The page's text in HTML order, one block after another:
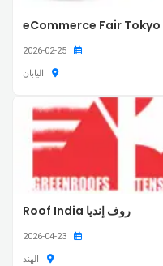
اليابان
روف إنديا Roof India
الهند